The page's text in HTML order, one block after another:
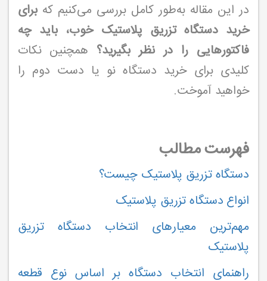
در این مقاله به‌طور کامل بررسی می‌کنیم کهبرای
خرید دستگاه تزریق پلاستیک خوب، باید چه
فاکتورهایی را در نظر بگیرید؟ همچنین نکات
کلیدی برای خرید دستگاه نو یا دست دوم را
خواهید آموخت.
فهرست مطالب
دستگاه تزریق پلاستیک چیست؟
انواع دستگاه تزریق پلاستیک
مهم‌ترین معیارهای انتخاب دستگاه تزریق
پلاستیک
راهنمای انتخاب دستگاه بر اساس نوع قطعه